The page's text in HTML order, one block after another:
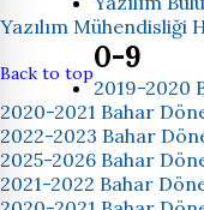
Yazılım Mühendisliği
Back to top0-9
2019-2020
2020-2021 Bahar
2022-2023 Bahar
2025-2026 Bahar
2021-2022 Bahar